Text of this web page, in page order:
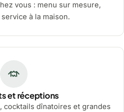
vous : menu sur mesure,
à la maison.
et réceptions
cocktails dînatoires et grandes